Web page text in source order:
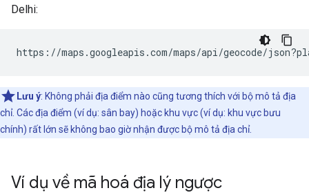
Delhi:
https://maps.googleapis.com/maps/api/geocode/
Lưu ý: Không phải địa điểm nào cũng tương thích với bộ mô tả địa
chỉ. Các địa điểm (ví dụ: sân bay) hoặc khu vực (ví dụ: khu vực bưu
chính) rất lớn sẽ không bao giờ nhận được bộ mô tả địa chỉ.
Ví dụ về mã hoá địa lý ngược